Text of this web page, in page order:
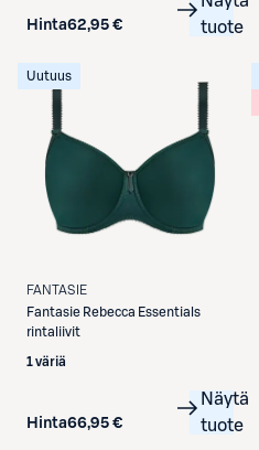
Hinta62,95 €
tuote
Uutuus
FANTASIE
Fantasie Rebecca Essentials
rintaliivit
1 väriä
Hinta66,95 €
Näytä
tuote